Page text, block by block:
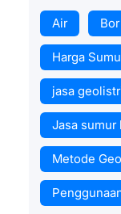
Air Bor
Harga
jasa
Jasa sumur
Metode